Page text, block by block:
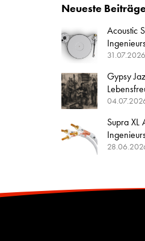
Neueste
Acoustic
31.07.2026
Gypsy
Supra